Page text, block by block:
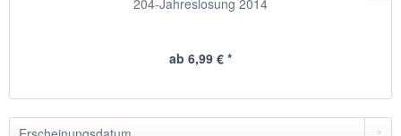
204-Jahreslosung 2014
ab 6,99 € *